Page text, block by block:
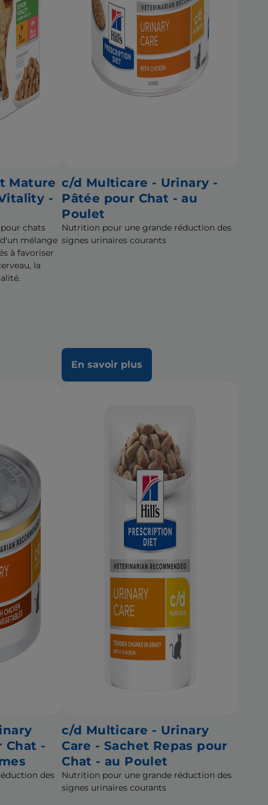
Mature
-
pour chats
mélange
à favoriser
la
c/d Multicare - Urinary -
Pâtée pour Chat - au
Poulet
Nutrition pour une grande réduction des
signes urinaires courants
En savoir plus
Chat -
des
c/d Multicare - Urinary
Care - Sachet Repas pour
Chat - au Poulet
Nutrition pour une grande réduction des
signes urinaires courants